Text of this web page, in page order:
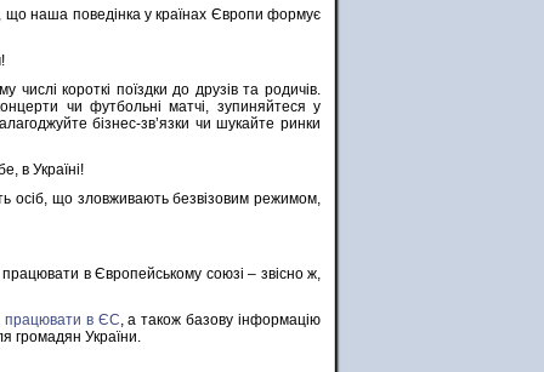
наша поведінка у країнах Європи формує
короткі поїздки до друзів та родичів.
чи футбольні матчі, зупиняйтеся у
бізнес-зв’язки чи шукайте ринки
в Україні!
осіб, що зловживають безвізовим режимом,
в Європейському союзі – звісно ж,
працювати в ЄС, а також базову інформацію
громадян України.